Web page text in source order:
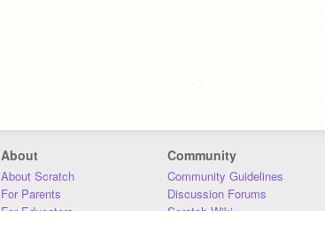
About
About Scratch
For Parents
For Educators
Community
Community Guidelines
Discussion Forums
Scratch Wiki